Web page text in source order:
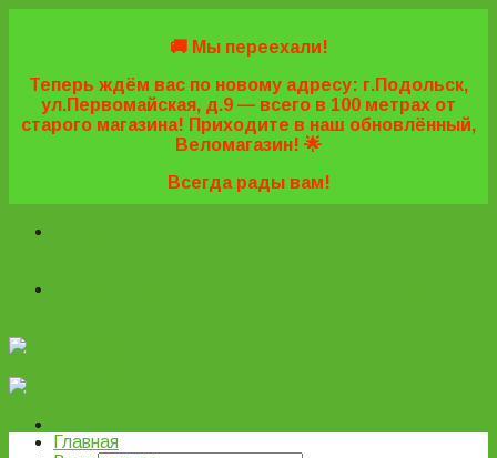
🚚 Мы переехали!
Теперь ждём вас по новому адресу: г.Подольск,
ул.Первомайская, д.9 — всего в 100 метрах от
старого магазина! Приходите в наш обновлённый,
Веломагазин! 🌟
Всегда рады вам!
Главная